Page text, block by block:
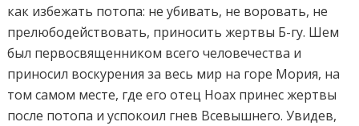
как избежать потопа: не убивать, не воровать, не
прелюбодействовать, приносить жертвы Б-гу. Шем
был первосвященником всего человечества и
приносил воскурения за весь мир на горе Мория, на
том самом месте, где его отец Ноах принес жертвы
после потопа и успокоил гнев Всевышнего. Увидев,